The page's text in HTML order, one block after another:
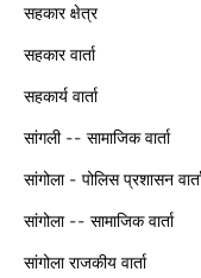
सहकार क्षेत्र
सहकार वार्ता
सहकार्य वार्ता
सांगली -- सामाजिक वार्ता
सांगोला - पोलिस प्रशासन
सांगोला -- सामाजिक वार्ता
सांगोला राजकीय वार्ता